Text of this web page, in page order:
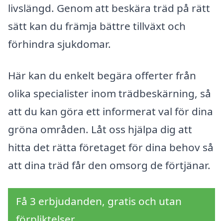
livslängd. Genom att beskära träd på rätt
sätt kan du främja bättre tillväxt och
förhindra sjukdomar.
Här kan du enkelt begära offerter från
olika specialister inom trädbeskärning, så
att du kan göra ett informerat val för dina
gröna områden. Låt oss hjälpa dig att
hitta det rätta företaget för dina behov så
att dina träd får den omsorg de förtjänar.
Få 3 erbjudanden, gratis och utan